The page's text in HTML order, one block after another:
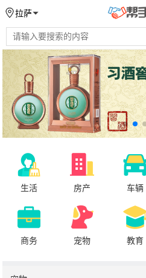
拉萨
生活 房产 车辆
商务 宠物 教育